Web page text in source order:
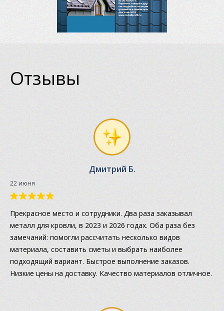
Отзывы
Дмитрий Б.
22 июня
Прекрасное место и сотрудники. Два раза заказывал
металл для кровли, в 2023 и 2026 годах. Оба раза без
замечаний: помогли рассчитать несколько видов
материала, составить сметы и выбрать наиболее
подходящий вариант. Быстрое выполнение заказов.
Низкие цены на доставку. Качество материалов отличное.